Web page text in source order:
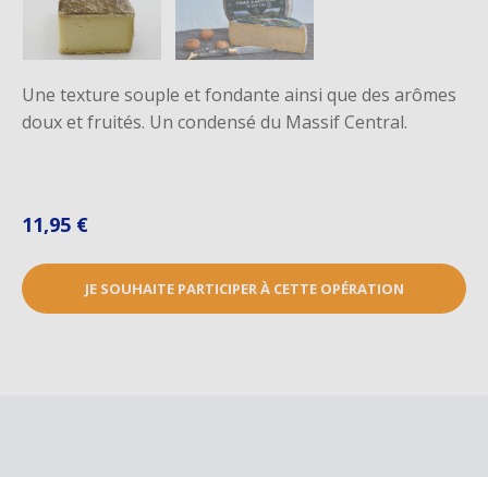
Une texture souple et fondante ainsi que des arômes
doux et fruités. Un condensé du Massif Central.
11,95 €
JE SOUHAITE PARTICIPER À CETTE OPÉRATION